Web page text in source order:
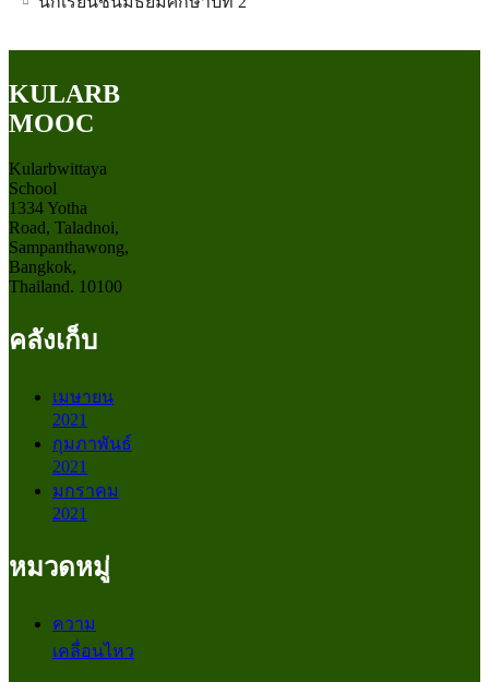
KULARB
MOOC
Kularbwittaya
School
1334 Yotha
Road, Taladnoi,
Sampanthawong,
Bangkok,
Thailand. 10100
คลังเก็บ
เมษายน
2021
กุมภาพันธ์
2021
มกราคม
2021
หมวดหมู่
ความ
เคลื่อนไหว